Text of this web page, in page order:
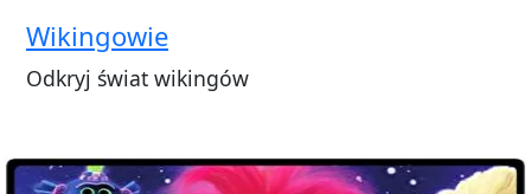
Wikingowie
Odkryj świat wikingów